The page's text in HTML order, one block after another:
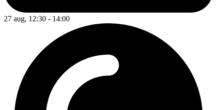
27 aug, 12:30 - 14:00